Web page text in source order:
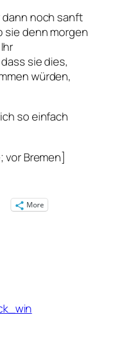
dann noch sanft
sie denn morgen
sie dies,
würden,
so einfach
vor Bremen]
More